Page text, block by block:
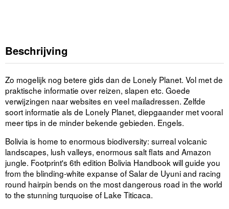
Beschrijving
Zo mogelijk nog betere gids dan de Lonely Planet. Vol met de
praktische informatie over reizen, slapen etc. Goede
verwijzingen naar websites en veel mailadressen. Zelfde
soort informatie als de Lonely Planet, diepgaander met vooral
meer tips in de minder bekende gebieden. Engels.
Bolivia is home to enormous biodiversity: surreal volcanic
landscapes, lush valleys, enormous salt flats and Amazon
jungle. Footprint's 6th edition Bolivia Handbook will guide you
from the blinding-white expanse of Salar de Uyuni and racing
round hairpin bends on the most dangerous road in the world
to the stunning turquoise of Lake Titicaca.